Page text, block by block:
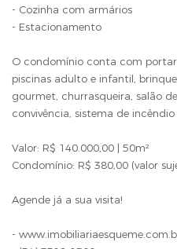
- Cozinha com armários
- Estacionamento
O condomínio conta com
piscinas adulto e infantil,
gourmet, churrasqueira, salão
convivência, sistema de
Valor: R$ 140.000,00 | 50m²
Condomínio: R$ 380,00 (valor
Agende já a sua visita!
-